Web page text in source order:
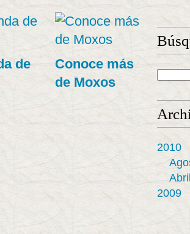
de
Conoce más
de Moxos
2010
2009